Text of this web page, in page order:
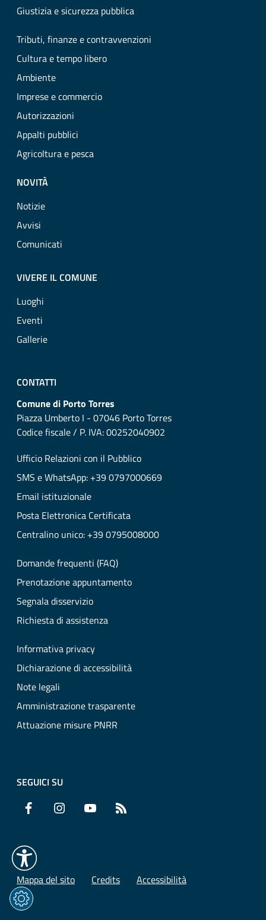
Giustizia e sicurezza pubblica
Tributi, finanze e contravvenzioni
Cultura e tempo libero
Ambiente
Imprese e commercio
Autorizzazioni
Appalti pubblici
Agricoltura e pesca
NOVITÀ
Notizie
Avvisi
Comunicati
VIVERE IL COMUNE
Luoghi
Eventi
Gallerie
CONTATTI
Comune di Porto Torres
Piazza Umberto I - 07046 Porto Torres
Codice fiscale / P. IVA: 00252040902
Ufficio Relazioni con il Pubblico
SMS e WhatsApp: +39 0797000669
Email istituzionale
Posta Elettronica Certificata
Centralino unico: +39 0795008000
Domande frequenti (FAQ)
Prenotazione appuntamento
Segnala disservizio
Richiesta di assistenza
Informativa privacy
Dichiarazione di accessibilità
Note legali
Amministrazione trasparente
Attuazione misure PNRR
SEGUICI SU
Facebook Instagram YouTube
Mappa del sito Credits Accessibilità